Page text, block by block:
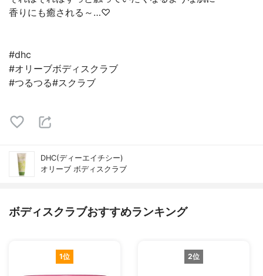
香りにも癒される～…♡
#dhc
#オリーブボディスクラブ
#つるつる#スクラブ
DHC(ディーエイチシー)
オリーブ ボディスクラブ
ボディスクラブおすすめランキング
1位 2位